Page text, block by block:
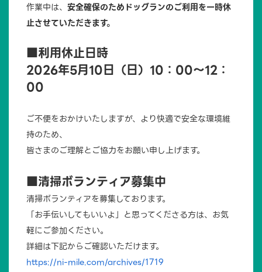
作業中は、 安全確保のためドッグランのご利用を一時休
止させていただきます。
■利用休止日時
2026年5月10日（日）10：00～12：
00
ご不便をおかけいたしますが、より快適で安全な環境維
持のため、
皆さまのご理解とご協力をお願い申し上げます。
■清掃ボランティア募集中
清掃ボランティアを募集しております。
「お手伝いしてもいいよ」と思ってくださる方は、お気
軽にご参加ください。
詳細は下記からご確認いただけます。
https://ni-mile.com/archives/1719